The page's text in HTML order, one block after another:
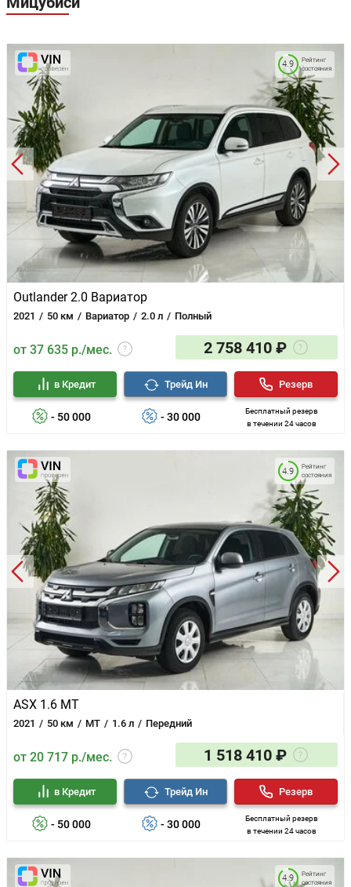
Outlander 2.0 Вариатор
2021 50 км Вариатор 2.0 л Полный
Рейтинг
состояния
4.9
от 37 635 р./мес. 2 758 410 ₽
- 50 000
в Кредит
- 30 000
Трейд Ин
Бесплатный резерв
в течении 24 часов
Резерв
ASX 1.6 MT
2021 50 км MT 1.6 л Передний
Рейтинг
состояния
4.9
от 20 717 р./мес. 1 518 410 ₽
- 50 000
в Кредит
- 30 000
Трейд Ин
Бесплатный резерв
в течении 24 часов
Резерв
Рейтинг
состояния
4.9